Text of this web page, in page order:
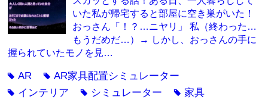
いた私が帰宅すると部屋に空き巣がいた！
おっさん「！？…ニヤリ」 私（終わった…
もうだめだ…）→ しかし、おっさんの手に
握られていたモノを見…
tagAR tagAR家具配置シミュレーター
tag インテリア tag シミュレーター tag 家具